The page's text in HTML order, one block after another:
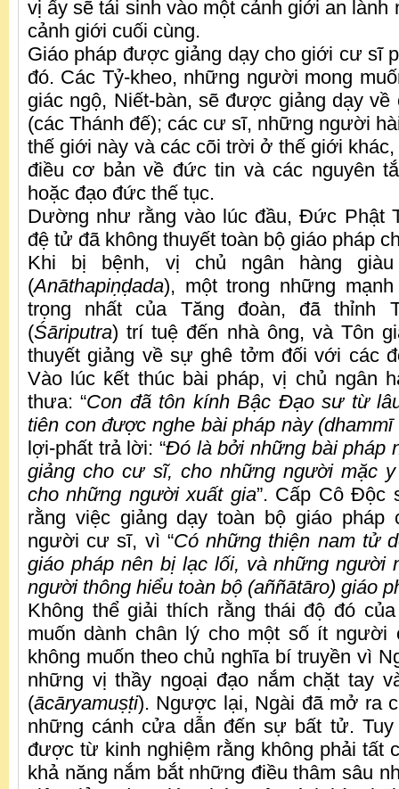
vị ấy sẽ tái sinh vào một cảnh giới an lành
cảnh giới cuối cùng.
Giáo pháp được giảng dạy cho giới cư sĩ
đó. Các Tỷ-kheo, những người mong
giác ngộ, Niết-bàn, sẽ được giảng dạy
(các Thánh đế); các cư sĩ, những người
thế giới này và các cõi trời ở thế giới
điều cơ bản về đức tin và các nguyên
hoặc đạo đức thế tục.
Dường như rằng vào lúc đầu, Đức Phật
đệ tử đã không thuyết toàn bộ giáo pháp
Khi bị bệnh, vị chủ ngân hàng
(Anāthapiṇḍada), một trong những
trọng nhất của Tăng đoàn, đã thỉnh
(Śāriputra) trí tuệ đến nhà ông, và Tôn
thuyết giảng về sự ghê tởm đối với các
Vào lúc kết thúc bài pháp, vị chủ ngân
thưa: “Con đã tôn kính Bậc Đạo sư từ
tiên con được nghe bài pháp này (dhammī
lợi-phất trả lời: “Đó là bởi những bài pháp
giảng cho cư sĩ, cho những người mặc
cho những người xuất gia”. Cấp Cô Độc
rằng việc giảng dạy toàn bộ giáo pháp
người cư sĩ, vì “Có những thiện nam tử
giáo pháp nên bị lạc lối, và những người
người thông hiểu toàn bộ (aññātāro) giáo
Không thể giải thích rằng thái độ đó
muốn dành chân lý cho một số ít người
không muốn theo chủ nghĩa bí truyền vì
những vị thầy ngoại đạo nắm chặt tay
(ācāryamuṣṭi). Ngược lại, Ngài đã mở ra
những cánh cửa dẫn đến sự bất tử. Tuy
được từ kinh nghiệm rằng không phải tất
khả năng nắm bắt những điều thâm sâu